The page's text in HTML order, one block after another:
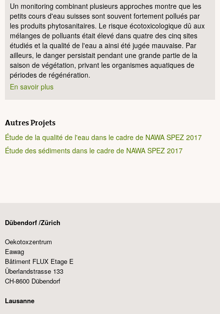
Un monitoring combinant plusieurs approches montre que les
petits cours d'eau suisses sont souvent fortement pollués par
les produits phytosanitaires. Le risque écotoxicologique dû aux
mélanges de polluants était élevé dans quatre des cinq sites
étudiés et la qualité de l'eau a ainsi été jugée mauvaise. Par
ailleurs, le danger persistait pendant une grande partie de la
saison de végétation, privant les organismes aquatiques de
périodes de régénération.
En savoir plus
Autres Projets
Étude de la qualité de l'eau dans le cadre de NAWA SPEZ 2017
Étude des sédiments dans le cadre de NAWA SPEZ 2017
Dübendorf /Zürich
Oekotoxzentrum
Eawag
Bâtiment FLUX Etage E
Überlandstrasse 133
CH-8600 Dübendorf
Lausanne